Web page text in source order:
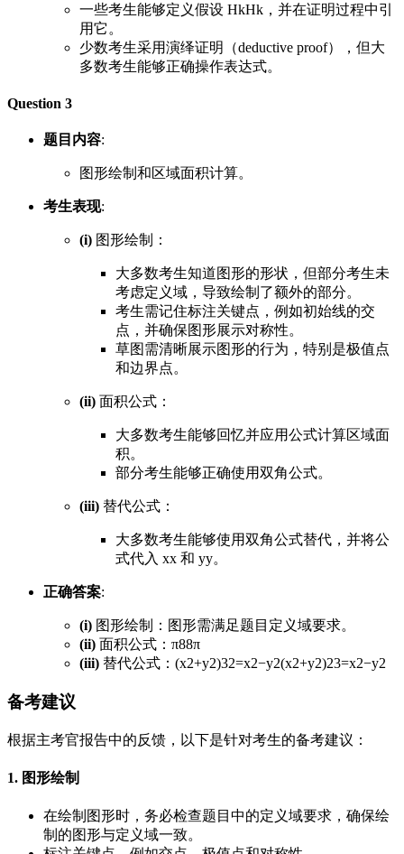
一些考生能够定义假设 HkHk ，并在证明过程中引
用它。
少数考生采用演绎证明（deductive proof），但大
多数考生能够正确操作表达式。
Question 3
题目内容:
图形绘制和区域面积计算。
考生表现:
(i) 图形绘制：
大多数考生知道图形的形状，但部分考生未
考虑定义域，导致绘制了额外的部分。
考生需记住标注关键点，例如初始线的交
点，并确保图形展示对称性。
草图需清晰展示图形的行为，特别是极值点
和边界点。
(ii) 面积公式：
大多数考生能够回忆并应用公式计算区域面
积。
部分考生能够正确使用双角公式。
(iii) 替代公式：
大多数考生能够使用双角公式替代，并将公
式代入 xx 和 yy。
正确答案:
(i) 图形绘制：图形需满足题目定义域要求。
(ii) 面积公式： π88π
(iii) 替代公式： (x2+y2)32=x2−y2(x2+y2)23=x2−y2
备考建议
根据主考官报告中的反馈，以下是针对考生的备考建议：
1. 图形绘制
在绘制图形时，务必检查题目中的定义域要求，确保绘
制的图形与定义域一致。